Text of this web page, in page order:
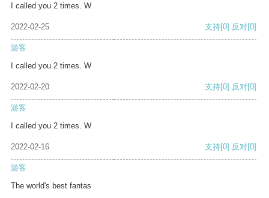
I called you 2 times. W
2022-02-25 支持[0] 反对[0]
游客
I called you 2 times. W
2022-02-20 支持[0] 反对[0]
游客
I called you 2 times. W
2022-02-16 支持[0] 反对[0]
游客
The world's best fantas